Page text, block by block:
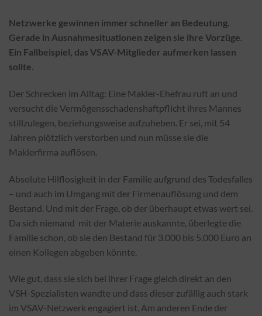
Netzwerke gewinnen immer schneller an Bedeutung.
Gerade in Ausnahmesituationen zeigen sie ihre Vorzüge.
Ein Fallbeispiel, das VSAV-Mitglieder aufmerken lassen
sollte.
Der Schrecken im Alltag: Eine Makler-Ehefrau ruft an und
versucht die Vermögensschadenshaftpflicht ihres Mannes
stillzulegen, beziehungsweise aufzuheben. Er sei, mit 54
Jahren plötzlich verstorben und nun müsse sie die
Maklerfirma auflösen.
Absolute Hilflosigkeit in der Familie aufgrund des Todesfalles
– und auch im Umgang mit der Firmenauflösung und dem
Bestand. Und mit der Frage, ob der überhaupt etwas wert sei.
Da sich niemand mit der Materie auskannte, überlegte die
Familie schon, ob sie den Bestand für 3.000 bis 5.000 Euro an
einen Kollegen abgeben könnte.
Wie gut, dass sie sich bei ihrer Frage gleich direkt an den
VSH-Spezialisten wandte und dass dieser zufällig auch stark
im VSAV-Netzwerk engagiert ist, Am anderen Ende der